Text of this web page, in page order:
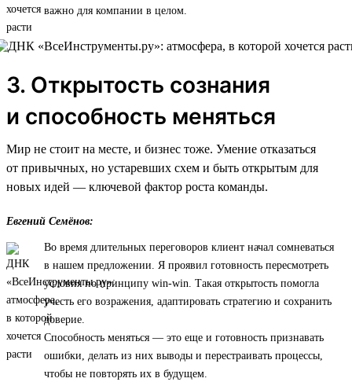
важно для компании в целом.
3. Открытость сознания
и способность меняться
Мир не стоит на месте, и бизнес тоже. Умение отказаться
от привычных, но устаревших схем и быть открытым для
новых идей — ключевой фактор роста команды.
Евгений Семёнов:
Во время длительных переговоров клиент начал сомневаться
в нашем предложении. Я проявил готовность пересмотреть
условия по принципу win-win. Такая открытость помогла
учесть его возражения, адаптировать стратегию и сохранить
доверие.
Способность меняться — это еще и готовность признавать
ошибки, делать из них выводы и перестраивать процессы,
чтобы не повторять их в будущем.